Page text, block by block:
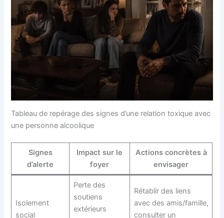
Tableau de repérage des signes d’une relation toxique avec
une personne alcoolique
Signes
d’alerte
Impact sur le
foyer
Actions concrètes à
envisager
Isolement
social
Perte des
soutiens
extérieurs
Rétablir des liens
avec des amis/famille,
consulter un